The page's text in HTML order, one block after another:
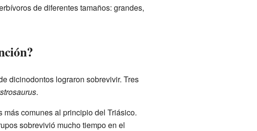
de diferentes tamaños: grandes,
dicinodontos lograron sobrevivir. Tres
.
comunes al principio del Triásico.
sobrevivió mucho tiempo en el